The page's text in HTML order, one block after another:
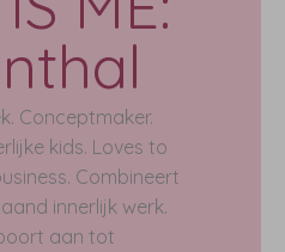
Conceptmaker.
kids. Loves to
Combineert
innerlijk werk.
aan tot